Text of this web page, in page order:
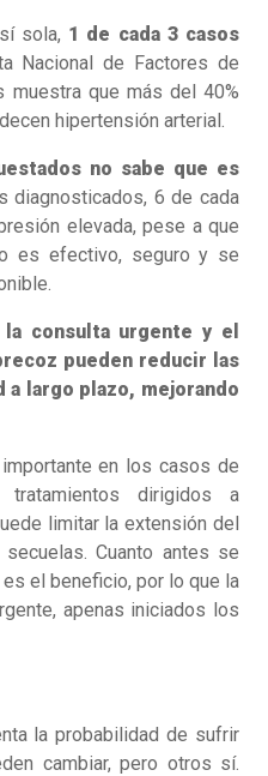
sola, 1 de cada 3 casos
Nacional de Factores de
muestra que más del 40%
hipertensión arterial.
no sabe que es
diagnosticados, 6 de cada
elevada, pese a que
es efectivo, seguro y se
la consulta urgente y el
pueden reducir las
a largo plazo, mejorando
en los casos de
tratamientos dirigidos a
limitar la extensión del
Cuanto antes se
el beneficio, por lo que la
apenas iniciados los
la probabilidad de sufrir
cambiar, pero otros sí.